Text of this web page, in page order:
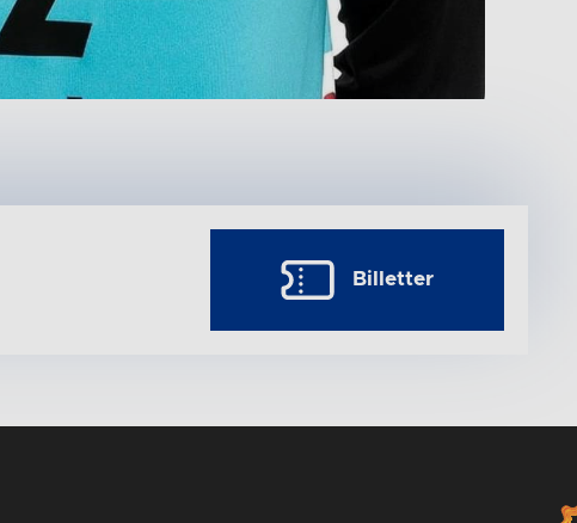
Billetter